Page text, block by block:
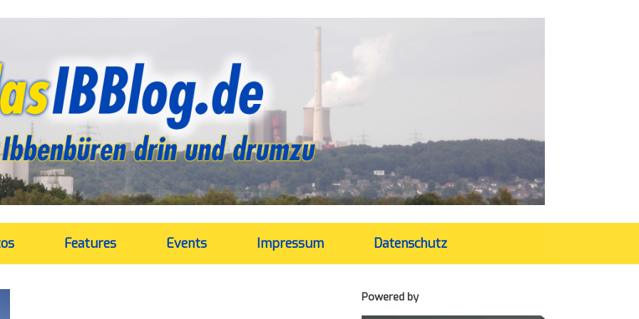
Features Events Impressum Datenschutz
Powered by